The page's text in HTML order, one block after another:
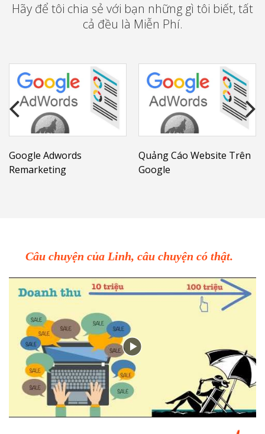
Hãy để tôi chia sẻ với bạn những gì tôi biết, tất
cả đều là Miễn Phí.
Google Adwords
Remarketing
Quảng Cáo Website Trên
Google
Câu chuyện của Linh, câu chuyện có thật.